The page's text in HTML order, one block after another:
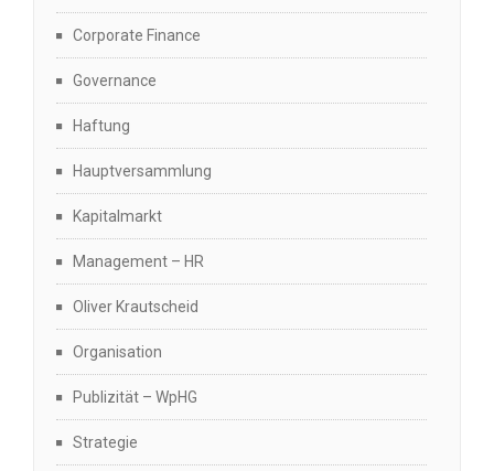
Corporate Finance
Governance
Haftung
Hauptversammlung
Kapitalmarkt
Management – HR
Oliver Krautscheid
Organisation
Publizität – WpHG
Strategie